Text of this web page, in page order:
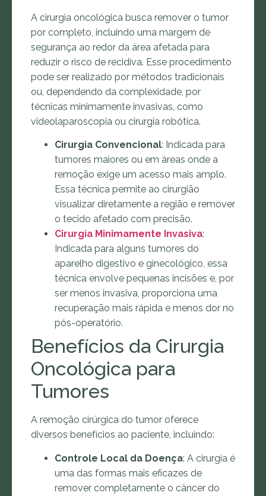
A cirurgia oncológica busca remover o tumor
por completo, incluindo uma margem de
segurança ao redor da área afetada para
reduzir o risco de recidiva. Esse procedimento
pode ser realizado por métodos tradicionais
ou, dependendo da complexidade, por
técnicas minimamente invasivas, como
videolaparoscopia ou cirurgia robótica.
Cirurgia Convencional: Indicada para
tumores maiores ou em áreas onde a
remoção exige um acesso mais amplo.
Essa técnica permite ao cirurgião
visualizar diretamente a região e remover
o tecido afetado com precisão.
Cirurgia Minimamente Invasiva:
Indicada para alguns tumores do
aparelho digestivo e ginecológico, essa
técnica envolve pequenas incisões e, por
ser menos invasiva, proporciona uma
recuperação mais rápida e menos dor no
pós-operatório.
Benefícios da Cirurgia
Oncológica para
Tumores
A remoção cirúrgica do tumor oferece
diversos benefícios ao paciente, incluindo:
Controle Local da Doença: A cirurgia é
uma das formas mais eficazes de
remover completamente o câncer do